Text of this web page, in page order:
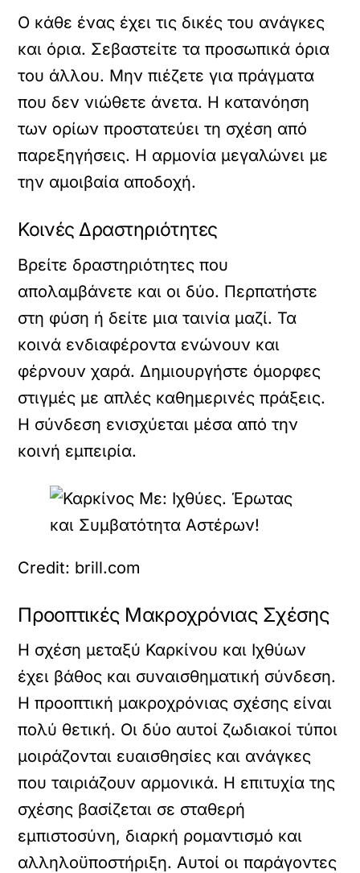
Ο κάθε ένας έχει τις δικές του ανάγκες
και όρια. Σεβαστείτε τα προσωπικά όρια
του άλλου. Μην πιέζετε για πράγματα
που δεν νιώθετε άνετα. Η κατανόηση
των ορίων προστατεύει τη σχέση από
παρεξηγήσεις. Η αρμονία μεγαλώνει με
την αμοιβαία αποδοχή.
Κοινές Δραστηριότητες
Βρείτε δραστηριότητες που
απολαμβάνετε και οι δύο. Περπατήστε
στη φύση ή δείτε μια ταινία μαζί. Τα
κοινά ενδιαφέροντα ενώνουν και
φέρνουν χαρά. Δημιουργήστε όμορφες
στιγμές με απλές καθημερινές πράξεις.
Η σύνδεση ενισχύεται μέσα από την
κοινή εμπειρία.
Credit: brill.com
Προοπτικές Μακροχρόνιας Σχέσης
Η σχέση μεταξύ Καρκίνου και Ιχθύων
έχει βάθος και συναισθηματική σύνδεση.
Η προοπτική μακροχρόνιας σχέσης είναι
πολύ θετική. Οι δύο αυτοί ζωδιακοί τύποι
μοιράζονται ευαισθησίες και ανάγκες
που ταιριάζουν αρμονικά. Η επιτυχία της
σχέσης βασίζεται σε σταθερή
εμπιστοσύνη, διαρκή ρομαντισμό και
αλληλοϋποστήριξη. Αυτοί οι παράγοντες